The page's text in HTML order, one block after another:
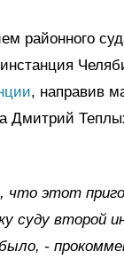
районного
, направив
Дмитрий
этот
суду второй
-